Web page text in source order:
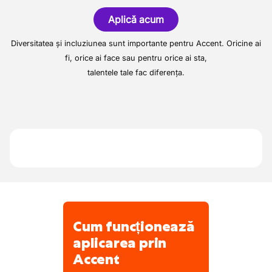
vânzarea de motorină către persoane fizice,
industrie și propriile lor stații de alimentare.
Aplică acum
Diversitatea și incluziunea sunt importante pentru Accent. Oricine ai
fi, orice ai face sau pentru orice ai sta,
talentele tale fac diferența.
Cum funcționează
aplicarea prin
Accent